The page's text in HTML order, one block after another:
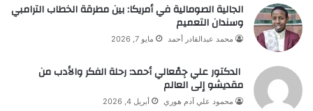
الجالية الصومالية في أمريكا: بين مطرقة الخطاب الترامبي
وسندان التعميم
محمد عبدالقادر أحمد مايو 7, 2026
الدكتور علي جِمْعالي أحمد: رحلة الفكر والأدب من
مقديشو إلى العالم
محمود علي آدم هوري أبريل 4, 2026